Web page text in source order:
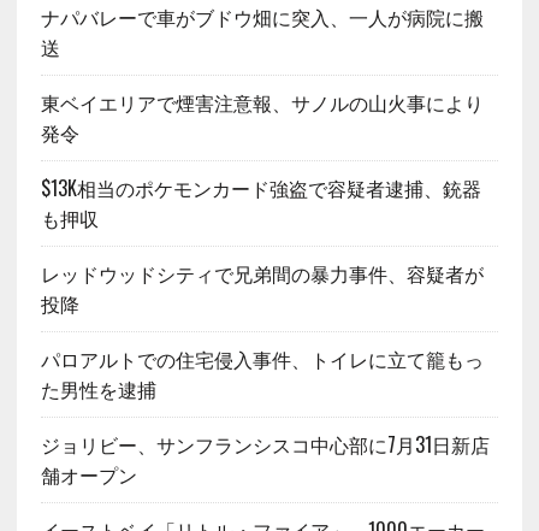
ナパバレーで車がブドウ畑に突入、一人が病院に搬
送
東ベイエリアで煙害注意報、サノルの山火事により
発令
$13K相当のポケモンカード強盗で容疑者逮捕、銃器
も押収
レッドウッドシティで兄弟間の暴力事件、容疑者が
投降
パロアルトでの住宅侵入事件、トイレに立て籠もっ
た男性を逮捕
ジョリビー、サンフランシスコ中心部に7月31日新店
舗オープン